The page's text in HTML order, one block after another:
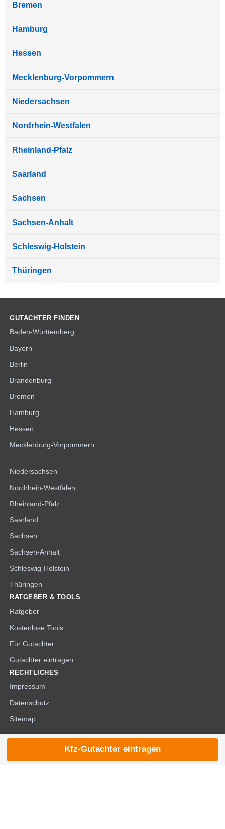
Bremen
Hamburg
Hessen
Mecklenburg-Vorpommern
Niedersachsen
Nordrhein-Westfalen
Rheinland-Pfalz
Saarland
Sachsen
Sachsen-Anhalt
Schleswig-Holstein
Thüringen
GUTACHTER FINDEN
Baden-Württemberg
Bayern
Berlin
Brandenburg
Bremen
Hamburg
Hessen
Mecklenburg-Vorpommern
Niedersachsen
Nordrhein-Westfalen
Rheinland-Pfalz
Saarland
Sachsen
Sachsen-Anhalt
Schleswig-Holstein
Thüringen
RATGEBER & TOOLS
Ratgeber
Kostenlose Tools
Für Gutachter
Gutachter eintragen
RECHTLICHES
Impressum
Datenschutz
Sitemap
© 2026 die-kfzgutachter.de
Kfz-Gutachter eintragen